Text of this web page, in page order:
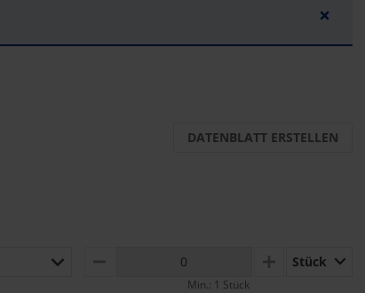
×
DATENBLATT ERSTELLEN
MINUS PLUSStück
Min.: 1 Stück